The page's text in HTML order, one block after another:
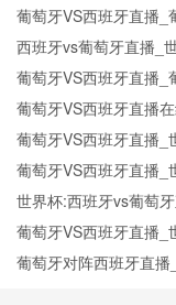
葡萄牙VS西班牙直播_
班牙实时全场直播入口
西班牙vs葡萄牙直播_
班牙vs葡萄牙预测分析
葡萄牙VS西班牙直播_
班牙实时全场直播入口
葡萄牙VS西班牙直播
VS西班牙比赛观看直
葡萄牙VS西班牙直播_
牙在线高清直播
葡萄牙VS西班牙直播_
牙在线高清直播
世界杯:西班牙vs葡萄
今日西班牙vs葡萄牙
葡萄牙VS西班牙直播_
牙在线高清直播
葡萄牙对阵西班牙直